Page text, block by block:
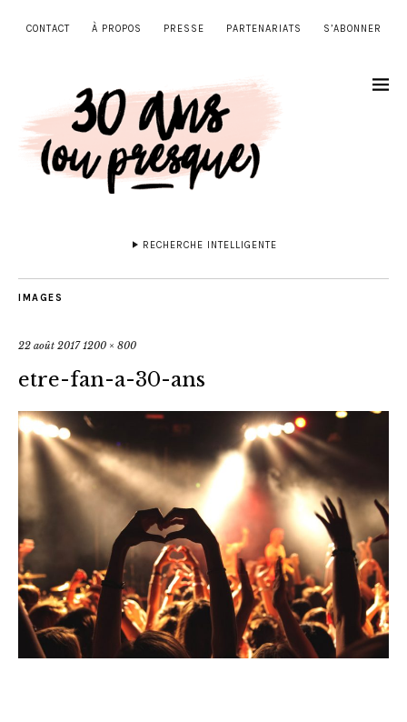
CONTACT À PROPOS PRESSE PARTENARIATS S’ABONNER
RECHERCHE INTELLIGENTE
IMAGES
22 août 2017 1200 × 800
etre-fan-a-30-ans